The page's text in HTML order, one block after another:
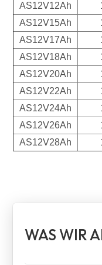
AS12V12Ah
AS12V15Ah
AS12V17Ah
AS12V18Ah
AS12V20Ah
AS12V22Ah
AS12V24Ah
AS12V26Ah
AS12V28Ah
WAS WIR